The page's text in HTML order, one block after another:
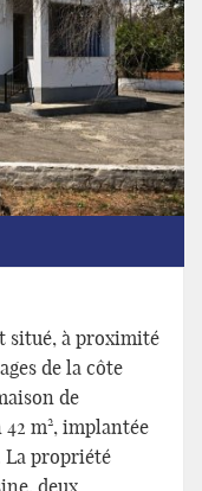
situé, à proximité
de la côte
de
m², implantée
La propriété
deux